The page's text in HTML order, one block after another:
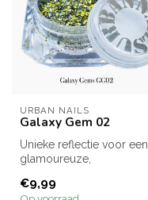
URBAN NAILS
Galaxy Gem 02
Unieke reflectie voor een
glamoureuze,
€9,99